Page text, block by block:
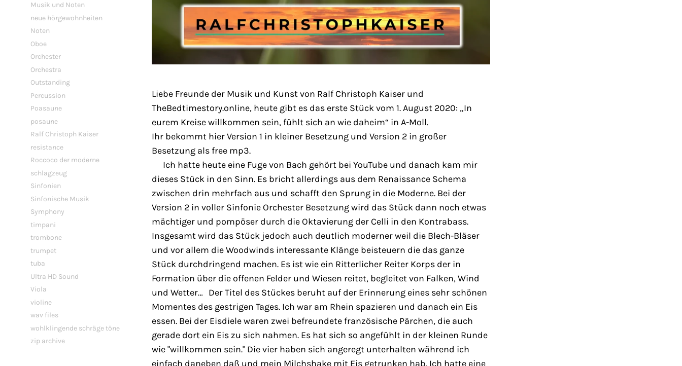
Musik und Noten
neue hörgewohnheiten
Noten
Oboe
Orchester
Orchestra
Outstanding
Percussion
Poasaune
posaune
Ralf Christoph Kaiser
resistance
Roccoco der moderne
schlagzeug
Sinfonien
Sinfonische Musik
Symphony
timpani
trombone
trumpet
tuba
Ultra HD Sound
Viola
violine
wav files
wohlklingende schräge töne
zip archive
Liebe Freunde der Musik und Kunst von Ralf Christoph Kaiser und
TheBedtimestory.online, heute gibt es das erste Stück vom 1. August 2020: „In
eurem Kreise willkommen sein, fühlt sich an wie daheim“ in A-Moll.
Ihr bekommt hier Version 1 in kleiner Besetzung und Version 2 in großer
Besetzung als free mp3.
Ich hatte heute eine Fuge von Bach gehört bei YouTube und danach kam mir
dieses Stück in den Sinn. Es bricht allerdings aus dem Renaissance Schema
zwischen drin mehrfach aus und schafft den Sprung in die Moderne. Bei der
Version 2 in voller Sinfonie Orchester Besetzung wird das Stück dann noch etwas
mächtiger und pompöser durch die Oktavierung der Celli in den Kontrabass.
Insgesamt wird das Stück jedoch auch deutlich moderner weil die Blech-Bläser
und vor allem die Woodwinds interessante Klänge beisteuern die das ganze
Stück durchdringend machen. Es ist wie ein Ritterlicher Reiter Korps der in
Formation über die offenen Felder und Wiesen reitet, begleitet von Falken, Wind
und Wetter… Der Titel des Stückes beruht auf der Erinnerung eines sehr schönen
Momentes des gestrigen Tages. Ich war am Rhein spazieren und danach ein Eis
essen. Bei der Eisdiele waren zwei befreundete französische Pärchen, die auch
gerade dort ein Eis zu sich nahmen. Es hat sich so angefühlt in der kleinen Runde
wie "willkommen sein." Die vier haben sich angeregt unterhalten während ich
einfach daneben daß und mein Milchshake mit Eis getrunken hab. Ich hatte eine